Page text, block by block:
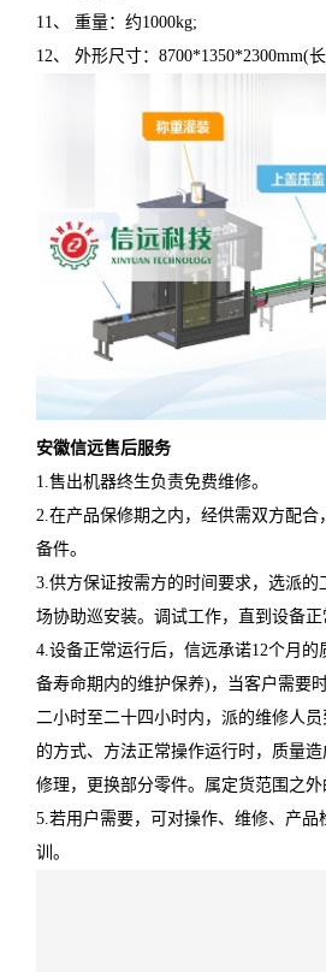
11、 重量：约1000kg;
12、 外形尺寸：8700*1350*2300mm(
安徽信远售后服务
1.售出机器终生负责免费维修。
2.在产品保修期之内，经供需双方配
备件。
3.供方保证按需方的时间要求，选派
场协助巡安装。调试工作，直到设备正
4.设备正常运行后，信远承诺12个月
备寿命期内的维护保养)，当客户需要
二小时至二十四小时内，派的维修人
的方式、方法正常操作运行时，质量
修理，更换部分零件。属定货范围之外
5.若用户需要，可对操作、维修、产
训。